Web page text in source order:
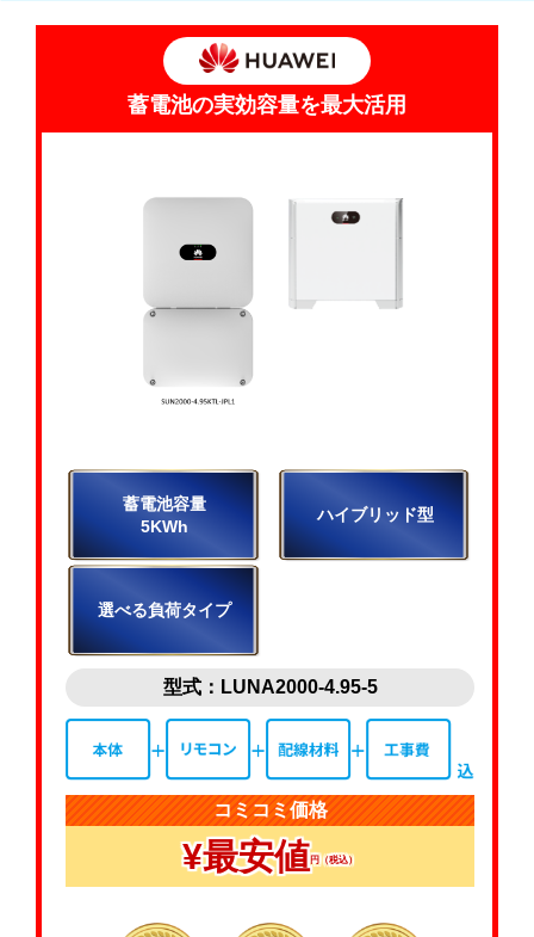
蓄電池の実効容量を最大活用
蓄電池容量
5KWh
ハイブリッド型
選べる負荷タイプ
型式：LUNA2000-4.95-5
コミコミ価格
¥最安値円（税込）